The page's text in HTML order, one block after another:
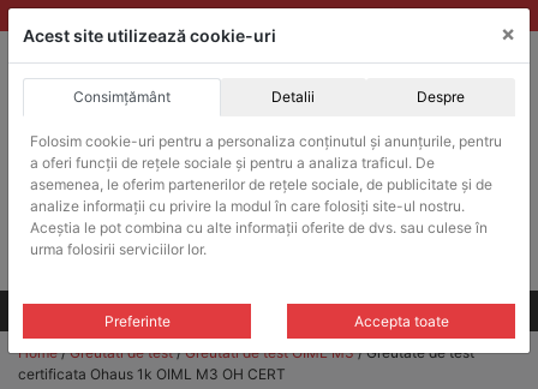
Skip
to
ACHIZITII PUBLICE
Produsele pot fi achizitionate si in sistemul SEAP / SICAP
Products
search
CAUTARE
Toate produsele
Home/Greutati de test/Greutati de test OIML M3/ Greutate de test
certificata Ohaus 1k OIML M3 OH CERT
Acest site utilizează cookie-uri ×
Consimțământ Detalii Despre
Folosim cookie-uri pentru a personaliza conținutul și anunțurile, pentru
a oferi funcții de rețele sociale și pentru a analiza traficul. De
asemenea, le oferim partenerilor de rețele sociale, de publicitate și de
analize informații cu privire la modul în care folosiți site-ul nostru.
Aceștia le pot combina cu alte informații oferite de dvs. sau culese în
urma folosirii serviciilor lor.
Preferinte Accepta toate